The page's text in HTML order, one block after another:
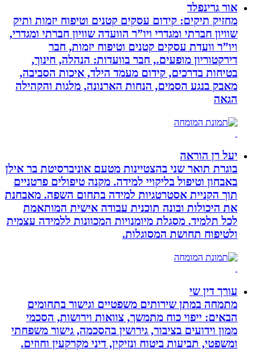
אור גרינפלד
מחזיק תיקים: קידום עסקים קטנים וטיפוח יזמות ותיק
שוויון חברתי ומגדרי ויו”ר הוועדה שוויון חברתי ומגדרי,
ויו”ר וועדת עסקים קטנים וטיפוח יזמות, חבר
דירקטוריון מופעים., חבר בוועדות: הנהלה, חינוך,
בטיחות בדרכים, קידום מעמד הילד, איכות הסביבה,
מאבק בנגע הסמים, הנחות הארנונה, מלגות והקהילה
יעל רן הוראה
בוגרת תואר שני בהצטיינות מטעם אוניברסיטת בר אילן
באבחון וטיפול בליקויי למידה. מקנה טיפולים פרטניים
תוך הקניית אסטרטגיות למידה בתחום השפה. מאבחנת
את היכולות ובונה תוכנית עבודה אישית המותאמת
לכל תלמיד. מסגלת מיומנויות המכוונות ללמידה עצמית
ולטיפוח תחושת המסוגלות.
עורך דין שי
מתמחה במתן שירותים משפטיים וגישור בתחומים
הבאים: ייפוי כוח מתמשך, צוואות וירושות, הסכמי
ממון וידועים בציבור, גירושין בהסכמה, גישור משפחתי
ומשפטי, תביעות ביטוח ונזיקין, דיני מקרקעין וחוזים.